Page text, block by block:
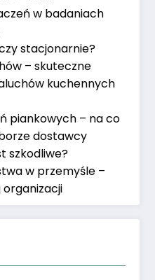
w badaniach
stacjonarnie?
– skuteczne
kuchennych
piankowych – na co
dostawcy
szkodliwe?
w przemyśle –